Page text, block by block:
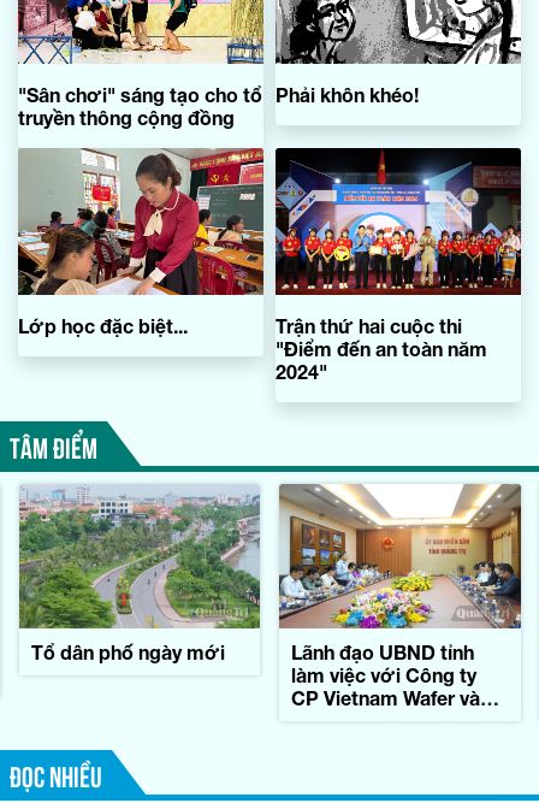
"Sân chơi" sáng tạo cho tổ
truyền thông cộng đồng
Phải khôn khéo!
Lớp học đặc biệt...
Trận thứ hai cuộc thi
"Điểm đến an toàn năm
2024"
TÂM ĐIỂM
Tổ dân phố ngày mới
Lãnh đạo UBND tỉnh
làm việc với Công ty
CP Vietnam Wafer và
ĐỌC NHIỀU